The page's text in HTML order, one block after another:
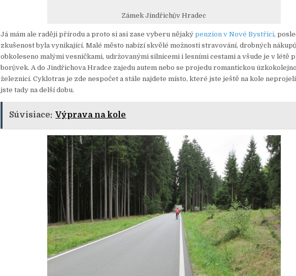
Zámek Jindřichův Hradec
Já mám ale raději přírodu a proto si asi zase vyberu nějakýpenzion v Nové Bystřici,
zkušenost byla vynikající. Malé město nabízí skvělé možnosti stravování, drobných
obkoleseno malými vesničkami, udržovanými silnicemi i lesními cestami a všude je v létě
borůvek. A do Jindřichova Hradce zajedu autem nebo se projedu romantickou
železnicí. Cyklotras je zde nespočet a stále najdete místo, které jste ještě na kole
jste tady na delší dobu.
Súvisiace: Výprava na kole